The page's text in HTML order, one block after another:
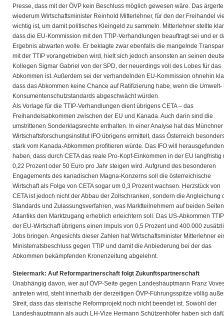
Presse, dass mit der ÖVP kein Beschluss möglich gewesen wäre. Das ärgerte
wiederum Wirtschaftsminister Reinhold Mitterlehner, für den der Freihandel
wichtig ist, um damit politisches Kleingeld zu sammeln. Mitterlehner stellte
dass die EU-Kommission mit den TTIP-Verhandlungen beauftragt sei und er
Ergebnis abwarten wolle. Er beklagte zwar ebenfalls die mangelnde
mit der TTIP vorangetrieben wird, hielt sich jedoch ansonsten an seinen
Kollegen Sigmar Gabriel von der SPD, der neuerdings voll des Lobes für das
Abkommen ist. Außerdem sei der verhandelnden EU-Kommission ohnehin
dass das Abkommen keine Chance auf Ratifizierung habe, wenn die Umwelt-
Konsumentenschutzstandards abgeschwächt würden.
Als Vorlage für die TTIP-Verhandlungen dient übrigens CETA – das
Freihandelsabkommen zwischen der EU und Kanada. Auch darin sind die
umstrittenen Sonderklagsrechte enthalten. In einer Analyse hat das Münchner
Wirtschaftsforschungsinstitut IFO übrigens ermittelt, dass Österreich
stark vom Kanada-Abkommen profitieren würde. Das IFO will herausgefunden
haben, dass durch CETA das reale Pro-Kopf-Einkommen in der EU langfristig
0,22 Prozent oder 50 Euro pro Jahr steigen wird. Aufgrund des besonderen
Engagements des kanadischen Magna-Konzerns soll die österreichische
Wirtschaft als Folge von CETA sogar um 0,3 Prozent wachsen. Herzstück von
CETA ist jedoch nicht der Abbau der Zollschranken, sondern die Angleichung
Standards und Zulassungsverfahren, was Marktteilnehmern auf beiden
Atlantiks den Marktzugang erheblich erleichtern soll. Das US-Abkommen
der EU-Wirtschaft übrigens einen Impuls von 0,5 Prozent und 400.000
Jobs bringen. Angesichts dieser Zahlen hat Wirtschaftsminister Mitterlehner
Ministerratsbeschluss gegen TTIP und damit die Anbiederung bei der das
Abkommen bekämpfenden Kronenzeitung abgelehnt.
Steiermark: Auf Reformpartnerschaft folgt Zukunftspartnerschaft
Unabhängig davon, wer auf ÖVP-Seite gegen Landeshauptmann Franz
antreten wird, steht innerhalb der derzeitigen ÖVP-Führungsspitze völlig
Streit, dass das steirische Reformprojekt noch nicht beendet ist. Sowohl der
Landeshauptmann als auch LH-Vize Hermann Schützenhöfer haben sich